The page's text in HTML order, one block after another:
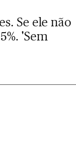
Se ele não
'Sem